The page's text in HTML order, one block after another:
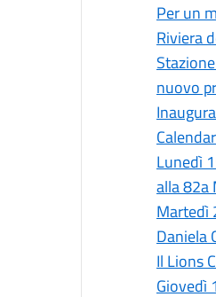
Per un
Riviera
nuovo
Lunedì
alla 82a
Martedì
Daniela
Il Lions
Giovedì